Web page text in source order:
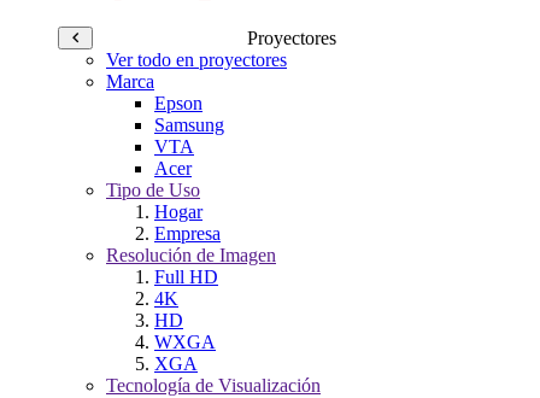
Proyectores
Ver todo en proyectores
Marca
Epson
Samsung
VTA
Acer
Tipo de Uso
Hogar
Empresa
Resolución de Imagen
Full HD
4K
HD
WXGA
XGA
Tecnología de Visualización